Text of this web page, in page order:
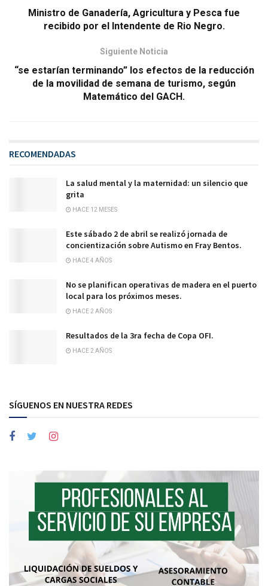
Ministro de Ganadería, Agricultura y Pesca fue
recibido por el Intendente de Rio Negro.
Siguiente Noticia
“se estarían terminando” los efectos de la reducción
de la movilidad de semana de turismo, según
Matemático del GACH.
RECOMENDADAS
La salud mental y la maternidad: un silencio que
grita
HACE 12 MESES
Este sábado 2 de abril se realizó jornada de
concientización sobre Autismo en Fray Bentos.
HACE 4 AÑOS
No se planifican operativas de madera en el puerto
local para los próximos meses.
HACE 2 AÑOS
Resultados de la 3ra fecha de Copa OFI.
HACE 2 AÑOS
SÍGUENOS EN NUESTRA REDES